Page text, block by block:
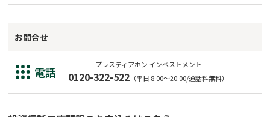
お問合せ
電話 プレスティアホン インベストメント
0120-322-522 （平日 8:00～20:00/通話料無料）